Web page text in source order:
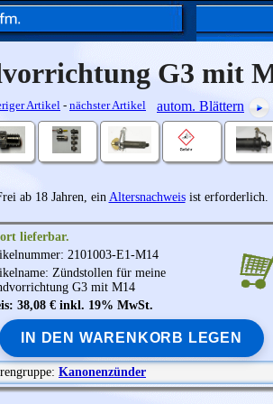
G3 mit
Artikel - nächster Artikel autom. Blättern
ab 18 Jahren, einAltersnachweisist erforderlich.
lieferbar.
2101003-E1-M14
Zündstollen für meine
G3 mit M14
38,08 € inkl. 19% MwSt.
IN DEN WARENKORB LEGEN
Kanonenzünder